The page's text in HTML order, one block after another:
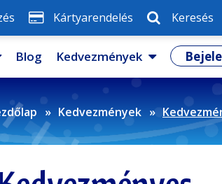
Kártyarendelés Keresés
Blog Kedvezmények
Kedvezmények